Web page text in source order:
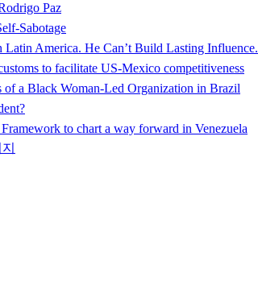
Paz
Sabotage
America. He Can’t Build Lasting Influence.
to facilitate US-Mexico competitiveness
a Black Woman-Led Organization in Brazil
to chart a way forward in Venezuela